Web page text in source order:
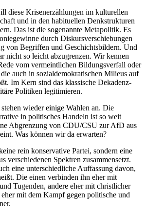
diese Krisenerzählungen im kulturellen
und in den habituellen Denkstrukturen
Das ist die sogenannte Metapolitik. Es
durch Diskursverschiebungen
von Begriffen und Geschichtsbildern. Und
nicht so leicht abzugrenzen. Wir kennen
vom vermeintlichen Bildungsverfall oder
auch in sozialdemokratischen Milieus auf
Im Kern sind das klassische Dekadenz-
Politiken legitimieren.
wieder einige Wahlen an. Die
in politisches Handeln ist so weit
Abgrenzung von CDU/CSU zur AfD aus
Was können wir da erwarten?
rein konservative Partei, sondern eine
verschiedenen Spektren zusammensetzt.
eine unterschiedliche Auffassung davon,
Die einen verbinden ihn eher mit
Tugenden, andere eher mit christlicher
mit dem Kampf gegen politische und